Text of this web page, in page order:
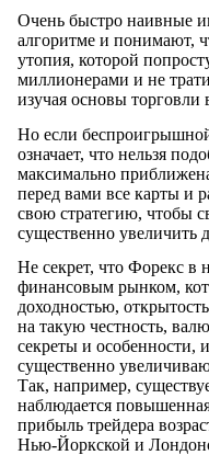
Очень быстро наивные
алгоритме и понимают,
утопия, которой
миллионерами и не
изучая основы торговли
Но если
означает, что нельзя
максимально
перед вами все карты и
свою стратегию, чтобы
существенно увеличить
Не секрет, что Форекс
финансовым рынком,
доходностью,
на такую честность,
секреты и особенности,
существенно
Так, например,
наблюдается
прибыль трейдера
Нью-Йоркской и